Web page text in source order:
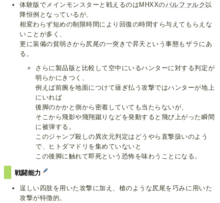
体験版でメインモンスターと戦えるのはMHXXのバルファルク 以
降恒例となっているが、
相変わらず短めの制限時間により回復の時間すら与えてもらえな
いことが多く、
更に装備の貧弱さから尻尾の一突きで昇天という事態もザラにあ
る。
さらに製品版と比較して空中にいるハンターに対する判定が
明らかにきつく、
例えば前腕を地面につけて薙ぎ払う攻撃ではハンターが地上
にいれば
後脚のかかと側から密着していても当たらないが、
そこから飛影や飛翔蹴りなどを発動すると飛び上がった瞬間
に被弾する。
このジャンプ殺しの異次元判定はどうやら直撃扱いのよう
で、ヒトダマドリを集めていないと
この後脚に触れて即死という恐怖を味わうことになる。
戦闘能力
逞しい四肢を用いた攻撃に加え、槍のような尻尾を巧みに用いた
攻撃が特徴的。